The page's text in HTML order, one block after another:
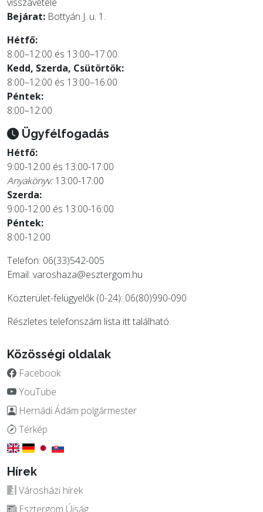
Bejárat: Bottyán J. u. 1.
Hétfő:
8:00–12:00 és 13:00–17:00
Kedd, Szerda, Csütörtök:
8:00–12:00 és 13:00–16:00
Péntek:
8:00–12:00
Ügyfélfogadás
Hétfő:
9:00-12:00 és 13:00-17:00
Anyakönyv:13:00-17:00
Szerda:
9:00-12:00 és 13:00-16:00
Péntek:
8:00-12:00
Telefon: 06(33)542-005
Email: varoshaza@esztergom.hu
Közterület-felügyelők (0-24): 06(80)990-090
Részletes telefonszám lista itttalálható.
Közösségi oldalak
Facebook
YouTube
Hernádi Ádám polgármester
Térkép
Hírek
Városházi hírek
Esztergom Újság